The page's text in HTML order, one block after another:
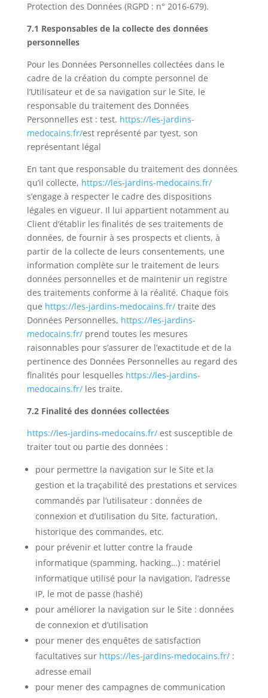
Protection des Données (RGPD: n° 2016-679).
7.1 Responsables de la collecte des données
personnelles
Pour les Données Personnelles collectées dans le
cadre de la création du compte personnel de
l’Utilisateur et de sa navigation sur le Site, le
responsable du traitement des Données
Personnelles est : test. https://les-jardins-
medocains.fr/est représenté par tyest, son
représentant légal
En tant que responsable du traitement des données
qu’il collecte, https://les-jardins-medocains.fr/
s’engage à respecter le cadre des dispositions
légales en vigueur. Il lui appartient notamment au
Client d’établir les finalités de ses traitements de
données, de fournir à ses prospects et clients, à
partir de la collecte de leurs consentements, une
information complète sur le traitement de leurs
données personnelles et de maintenir un registre
des traitements conforme à la réalité. Chaque fois
que https://les-jardins-medocains.fr/traite des
Données Personnelles, https://les-jardins-
medocains.fr/prend toutes les mesures
raisonnables pour s’assurer de l’exactitude et de la
pertinence des Données Personnelles au regard des
finalités pour lesquelles https://les-jardins-
medocains.fr/ les traite.
7.2 Finalité des données collectées
https://les-jardins-medocains.fr/est susceptible de
traiter tout ou partie des données :
pour permettre la navigation sur le Site et la
gestion et la traçabilité des prestations et services
commandés par l’utilisateur : données de
connexion et d’utilisation du Site, facturation,
historique des commandes, etc.
pour prévenir et lutter contre la fraude
informatique (spamming, hacking…) : matériel
informatique utilisé pour la navigation, l’adresse
IP, le mot de passe (hashé)
pour améliorer la navigation sur le Site : données
de connexion et d’utilisation
pour mener des enquêtes de satisfaction
facultatives sur https://les-jardins-medocains.fr/:
adresse email
pour mener des campagnes de communication